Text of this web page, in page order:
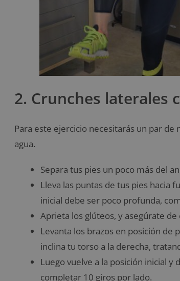
2. Crunches laterales
Para este ejercicio necesitarás un par de
agua.
Separa tus pies un poco más del
Lleva las puntas de tus pies hacia
inicial debe ser poco profunda,
Aprieta los glúteos, y asegúrate
Levanta los brazos en posición de
inclina tu torso a la derecha,
Luego vuelve a la posición inicial
completar 10 giros por lado.